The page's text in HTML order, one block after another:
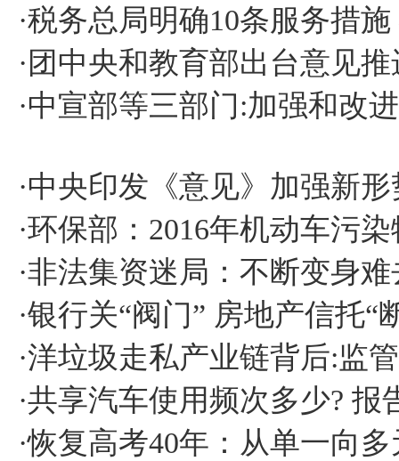
·税务总局明确10条服务措
· 团中央和教育部出台意见
·中宣部等三部门:加强和改
·中央印发《意见》加强新
·环保部：2016年机动车污
·非法集资迷局：不断变身
·银行关“阀门” 房地产信托“
·洋垃圾走私产业链背后:监
·共享汽车使用频次多少? 报
·恢复高考40年：从单一向